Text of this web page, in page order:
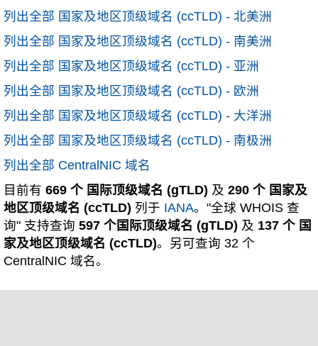
列出全部 国家及地区顶级域名 (ccTLD) - 北美洲
列出全部 国家及地区顶级域名 (ccTLD) - 南美洲
列出全部 国家及地区顶级域名 (ccTLD) - 亚洲
列出全部 国家及地区顶级域名 (ccTLD) - 欧洲
列出全部 国家及地区顶级域名 (ccTLD) - 大洋洲
列出全部 国家及地区顶级域名 (ccTLD) - 南极洲
列出全部 CentralNIC 域名
目前有 669 个 国际顶级域名 (gTLD) 及 290 个 国家及
地区顶级域名 (ccTLD) 列于 IANA。"全球 WHOIS 查
询" 支持查询 597 个国际顶级域名 (gTLD) 及 137 个 国
家及地区顶级域名 (ccTLD)。另可查询 32 个
CentralNIC 域名。